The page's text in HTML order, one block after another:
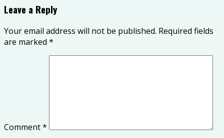
Leave a Reply
Your email address will not be published. Required fields
are marked *
Comment*